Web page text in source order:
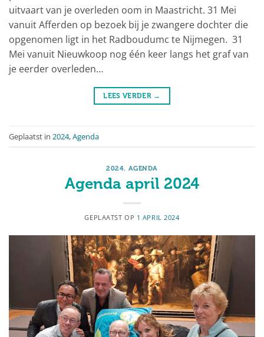
uitvaart van je overleden oom in Maastricht. 31 Mei
vanuit Afferden op bezoek bij je zwangere dochter die
opgenomen ligt in het Radboudumc te Nijmegen. 31
Mei vanuit Nieuwkoop nog één keer langs het graf van
je eerder overleden…
LEES VERDER →
Geplaatst in 2024,Agenda
2024, AGENDA
Agenda april 2024
GEPLAATST OP 1 APRIL 2024